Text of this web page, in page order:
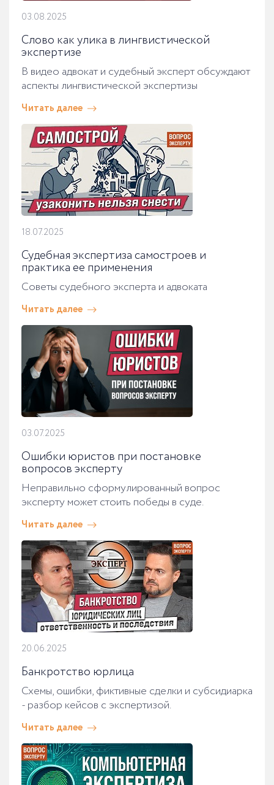
03.08.2025
Слово как улика в лингвистической
экспертизе
В видео адвокат и судебный эксперт обсуждают
аспекты лингвистической экспертизы
Читать далее
18.07.2025
Судебная экспертиза самостроев и
практика ее применения
Советы судебного эксперта и адвоката
Читать далее
03.07.2025
Ошибки юристов при постановке
вопросов эксперту
Неправильно сформулированный вопрос
эксперту может стоить победы в суде.
Читать далее
20.06.2025
Банкротство юрлица
Схемы, ошибки, фиктивные сделки и субсидиарка
- разбор кейсов с экспертизой.
Читать далее